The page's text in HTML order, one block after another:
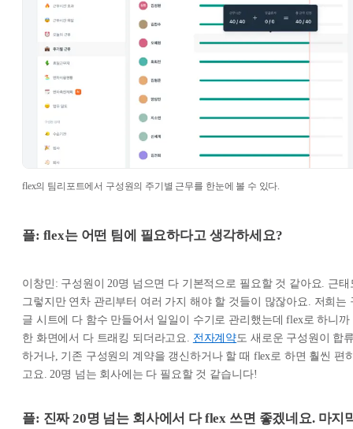
flex의 팀리포트에서 구성원의 주기별 근무를 한눈에 볼 수 있다.
플: flex는 어떤 팀에 필요하다고 생각하세요?
이창민: 구성원이 20명 넘으면 다 기본적으로 필요할 것 같아요. 근태
그렇지만 연차 관리부터 여러 가지 해야 할 것들이 많잖아요. 저희는
글 시트에 다 함수 만들어서 일일이 수기로 관리했는데 flex로 하니까
한 화면에서 다 트래킹 되더라고요. 전자계약도 새로운 구성원이 합
하거나, 기존 구성원의 계약을 갱신하거나 할 때 flex로 하면 훨씬 편
고요. 20명 넘는 회사에는 다 필요할 것 같습니다!
플: 진짜 20명 넘는 회사에서 다 flex 쓰면 좋겠네요. 마지